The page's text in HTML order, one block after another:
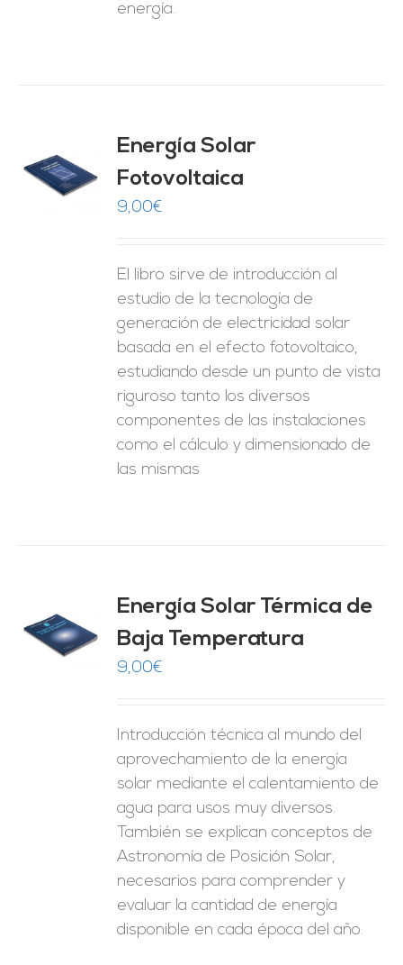
energía.
Energía Solar
Fotovoltaica
9,00€
El libro sirve de introducción al
estudio de la tecnología de
generación de electricidad solar
basada en el efecto fotovoltaico,
estudiando desde un punto de vista
riguroso tanto los diversos
componentes de las instalaciones
como el cálculo y dimensionado de
las mismas
Energía Solar Térmica de
Baja Temperatura
9,00€
Introducción técnica al mundo del
aprovechamiento de la energía
solar mediante el calentamiento de
agua para usos muy diversos.
También se explican conceptos de
Astronomía de Posición Solar,
necesarios para comprender y
evaluar la cantidad de energía
disponible en cada época del año.